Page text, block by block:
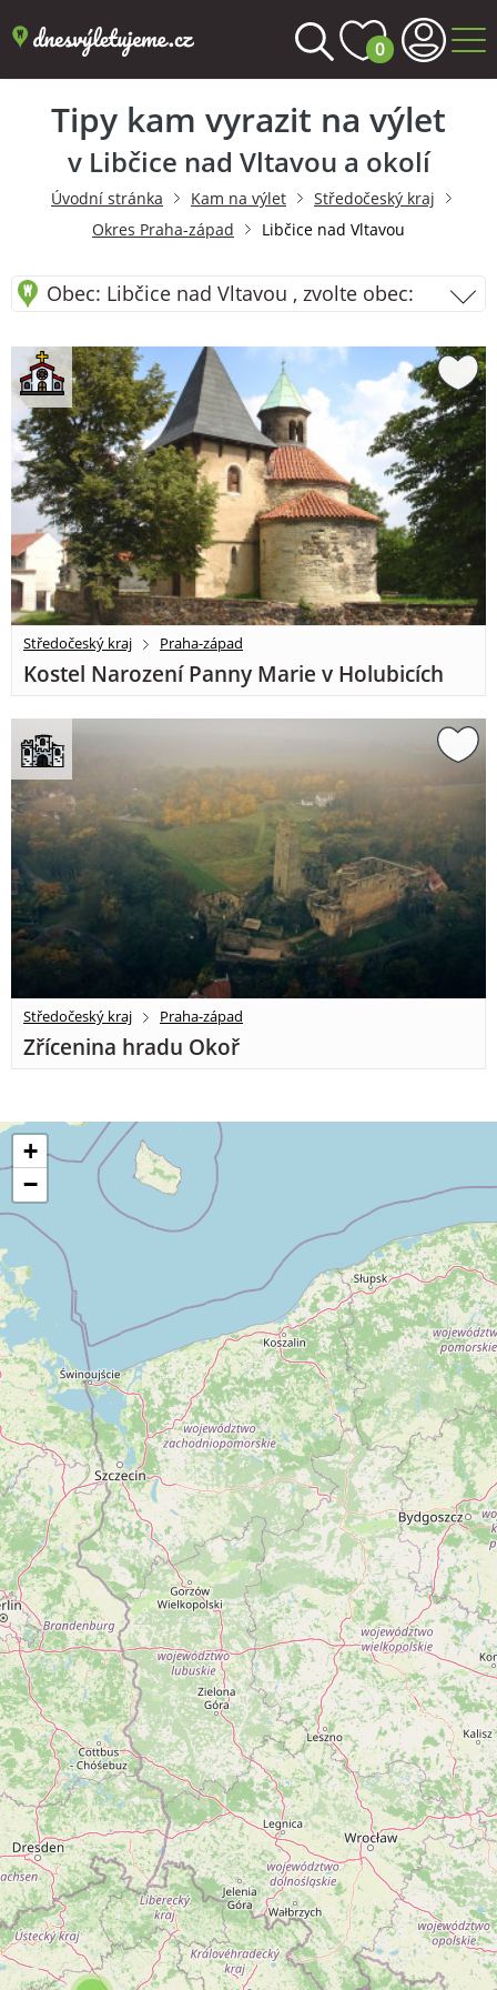
0
Tipy kam vyrazit na výlet
v Libčice nad Vltavou a okolí
Úvodní stránka Kam na výlet
Středočeský kraj
Okres Praha-západ
Libčice nad Vltavou
Obec: Libčice nad Vltavou , zvolte obec:
Středočeský kraj Praha-západ
Kostel Narození Panny Marie v Holubicích
Středočeský kraj Praha-západ
Zřícenina hradu Okoř
+
−